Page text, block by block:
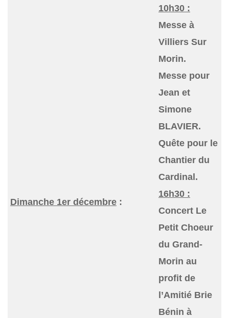
Dimanche 1er décembre :
10h30 :
Messe à
Villiers Sur
Morin.
Messe pour
Jean et
Simone
BLAVIER.
Quête pour le
Chantier du
Cardinal.
16h30 :
Concert Le
Petit Choeur
du Grand-
Morin au
profit de
l’Amitié Brie
Bénin à